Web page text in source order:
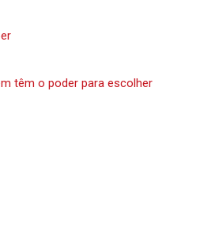
têm o poder para escolher